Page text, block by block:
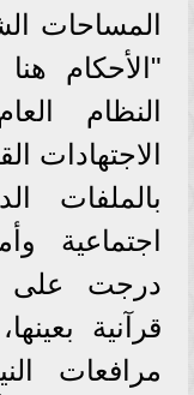
المساحات
"الأحكام
النظام
الاجتهادات
بالملفات
اجتماعية
درجت على
قرآنية
مرافعات